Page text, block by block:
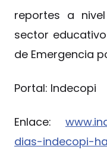
reportes a
sector
de Emergencia
Portal: Indecopi
Enlace:
dias-indecopi-